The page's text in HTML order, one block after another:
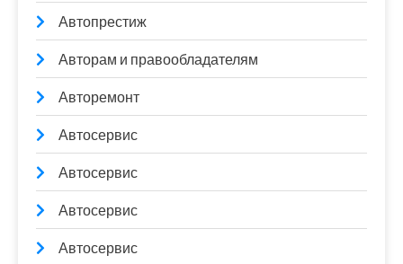
Автопрестиж
Авторам и правообладателям
Авторемонт
Автосервис
Автосервис
Автосервис
Автосервис